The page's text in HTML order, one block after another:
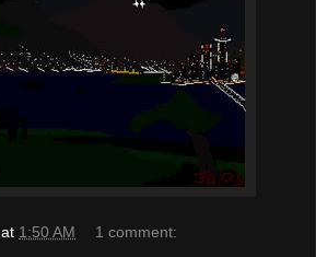
at 1:50 AM 1 comment: